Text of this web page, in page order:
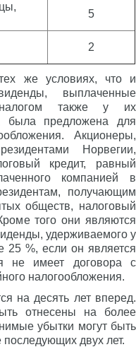
5
2
же условиях, что и
выплаченные
налогом также у их
была предложена для
Акционеры,
Норвегии,
кредит, равный
компанией в
получающим
обществ, налоговый
того они являются
удерживаемого у
25 %, если он является
не имеет договора с
налогообложения.
на десять лет вперед.
отнесены на более
убытки могут быть
двух лет.